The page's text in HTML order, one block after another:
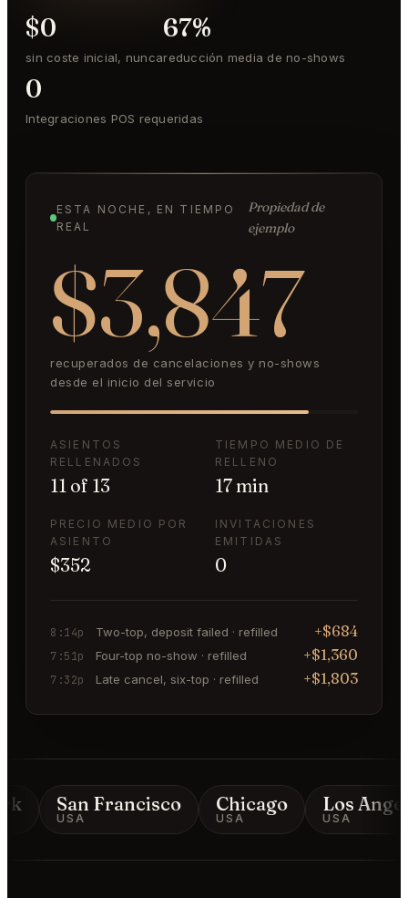
$0
sin coste inicial, nunca
67%
reducción media de no-shows
0
Integraciones POS requeridas
ESTA NOCHE, EN TIEMPO
REAL
Propiedad de
ejemplo
$3,847
recuperados de cancelaciones y no-shows
desde el inicio del servicio
ASIENTOS
RELLENADOS
11 of 13
TIEMPO MEDIO DE
RELLENO
17 min
PRECIO MEDIO POR
ASIENTO
$352
INVITACIONES
EMITIDAS
0
8:14p Two-top, deposit failed · refilled +$684
7:51p Four-top no-show · refilled +$1,360
7:32p Late cancel, six-top · refilled +$1,803
San Francisco
USA
Chicago
USA
Los
USA